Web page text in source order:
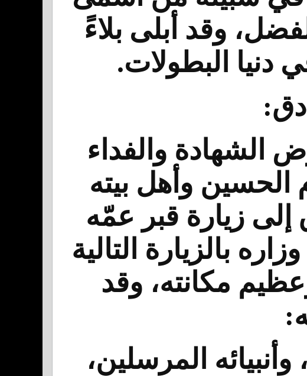
وقد أبلى بلاءً
البطولات.
الشهادة والفداء
الحسين وأهل بيته
زيارة قبر عمّه
بالزيارة التالية
مكانته، وقد
المرسلين،